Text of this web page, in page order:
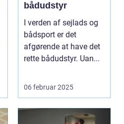
bådudstyr
I verden af sejlads og
bådsport er det
afgørende at have det
rette bådudstyr. Uan...
06 februar 2025